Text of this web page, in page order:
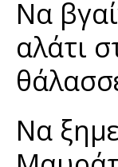
Να
αλάτι
Να